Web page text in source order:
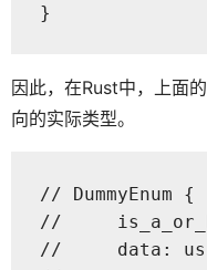
}
因此，在Rust中，上面
向的实际类型。
// DummyEnum {
//
//     data: